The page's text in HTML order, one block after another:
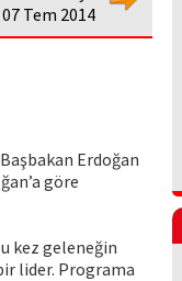
Tem 2014
Erdoğan
göre
kez geleneğin
lider. Programa